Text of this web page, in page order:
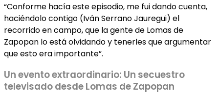
“Conforme hacía este episodio, me fui dando cuenta,
haciéndolo contigo (Iván Serrano Jauregui) el
recorrido en campo, que la gente de Lomas de
Zapopan lo está olvidando y tenerles que argumentar
que esto era importante”.
Un evento extraordinario: Un secuestro
televisado desde Lomas de Zapopan